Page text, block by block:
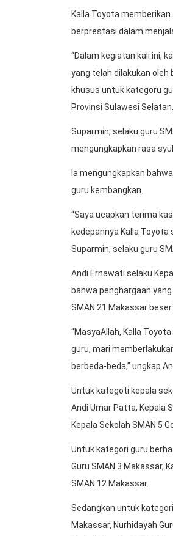
Kalla Toyota
berprestasi dalam
“Dalam kegiatan kali ini,
yang telah dilakukan oleh
khusus untuk kategoru
Provinsi Sulawesi Selatan.
Suparmin, selaku guru
mengungkapkan rasa
Ia mengungkapkan
guru kembangkan.
“Saya ucapkan terima
kedepannya Kalla
Suparmin, selaku guru
Andi Ernawati selaku
bahwa penghargaan
SMAN 21 Makassar
“MasyaAllah, Kalla
guru, mari
berbeda-beda,” ungkap
Untuk kategoti kepala
Andi Umar Patta, Kepala
Kepala Sekolah SMAN 5
Untuk kategori guru
Guru SMAN 3 Makassar,
SMAN 12 Makassar.
Sedangkan untuk
Makassar, Nurhidayah